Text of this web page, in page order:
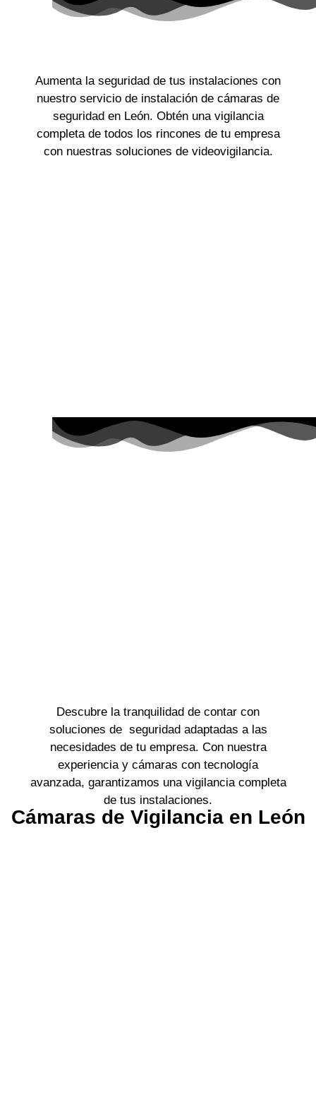
Aumenta la seguridad de tus instalaciones con
nuestro servicio de instalación de cámaras de
seguridad enLeón. Obtén una vigilancia
completa de todos los rincones de tu empresa
con nuestras soluciones de videovigilancia.
Descubre la tranquilidad de contar con
soluciones de seguridad adaptadas a las
necesidades de tu empresa. Con nuestra
experiencia y cámaras con tecnología
avanzada, garantizamos una vigilancia completa
de tus instalaciones.
Cámaras de Vigilancia en León